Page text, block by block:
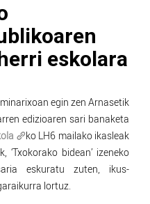
eskolara
egin zen Arnasetik
edizioaren sari banaketa
ko LH6 mailako ikasleak
bidean’ izeneko
eskuratu zuten, ikus-
lortuz.